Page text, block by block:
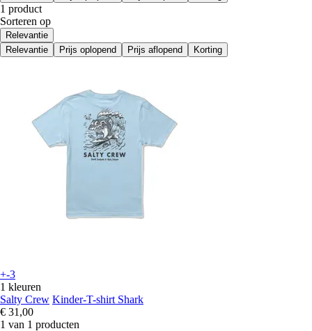
1 product
Sorteren op
Relevantie
Relevantie
Prijs oplopend Prijs aflopend Korting
+-3
1 kleuren
Salty Crew Kinder-T-shirt Shark
€ 31,00
1 van 1 producten